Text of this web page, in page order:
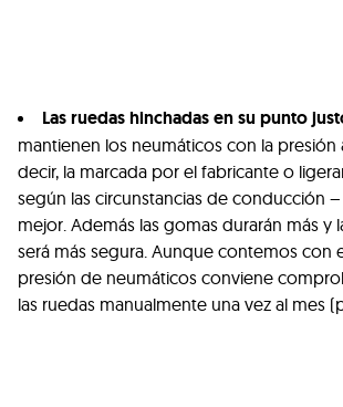
Las ruedas hinchadas en su punto
mantienen los neumáticos con la presión
decir, la marcada por el fabricante o
según las circunstancias de conducción
mejor. Además las gomas durarán más y
será más segura. Aunque contemos con
presión de neumáticos conviene
las ruedas manualmente una vez al mes